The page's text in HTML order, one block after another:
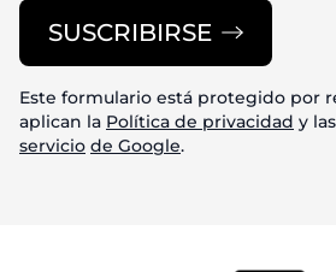
SUSCRIBIRSE
Este formulario está protegido por
aplican la Política de privacidad y las
servicio de Google.